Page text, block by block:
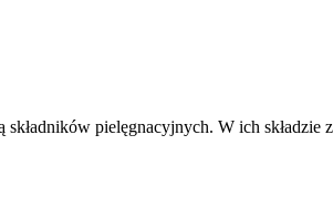
pielęgnacyjnych. W ich